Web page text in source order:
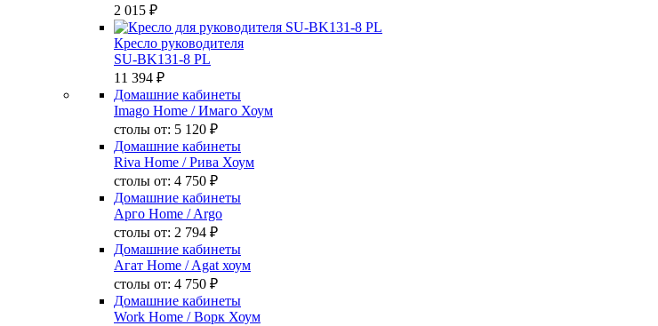
2 015 ₽
Кресло руководителя
SU-BK131-8 PL
11 394 ₽
Домашние кабинеты
Imago Home / Имаго Хоум
столы от: 5 120 ₽
Домашние кабинеты
Riva Home / Рива Хоум
столы от: 4 750 ₽
Домашние кабинеты
Арго Home / Argo
столы от: 2 794 ₽
Домашние кабинеты
Агат Home / Agat хоум
столы от: 4 750 ₽
Домашние кабинеты
Work Home / Ворк Хоум